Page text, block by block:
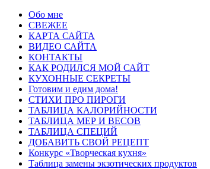
Обо мне
СВЕЖЕЕ
КАРТА САЙТА
ВИДЕО САЙТА
КОНТАКТЫ
КАК РОДИЛСЯ МОЙ САЙТ
КУХОННЫЕ СЕКРЕТЫ
Готовим и едим дома!
СТИХИ ПРО ПИРОГИ
ТАБЛИЦА КАЛОРИЙНОСТИ
ТАБЛИЦА МЕР И ВЕСОВ
ТАБЛИЦА СПЕЦИЙ
ДОБАВИТЬ СВОЙ РЕЦЕПТ
Конкурс «Творческая кухня»
Таблица замены экзотических продуктов